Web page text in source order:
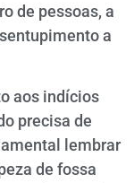
de pessoas, a
a
aos indícios
precisa de
lembrar
de fossa